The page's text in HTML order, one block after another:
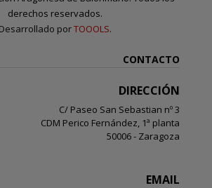
derechos reservados.
Desarrollado porTOOOLS.
CONTACTO
DIRECCIÓN
C/ Paseo San Sebastian nº 3
CDM Perico Fernández, 1ª planta
50006 - Zaragoza
EMAIL